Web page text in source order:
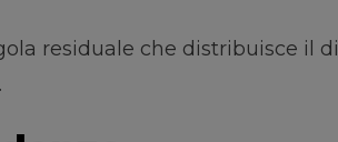
residuale che distribuisce il